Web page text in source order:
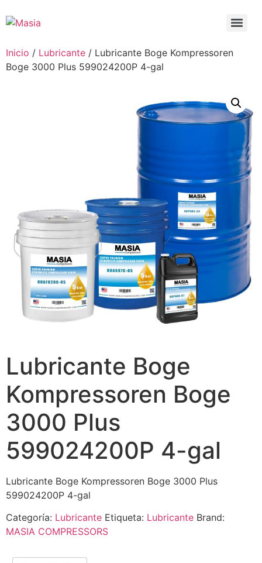
Inicio / Lubricante / Lubricante Boge Kompressoren
Boge 3000 Plus 599024200P 4-gal
Lubricante Boge
Kompressoren Boge
3000 Plus
599024200P 4-gal
Lubricante Boge Kompressoren Boge 3000 Plus
599024200P 4-gal
Categoría: Lubricante Etiqueta: Lubricante Brand:
MASIA COMPRESSORS